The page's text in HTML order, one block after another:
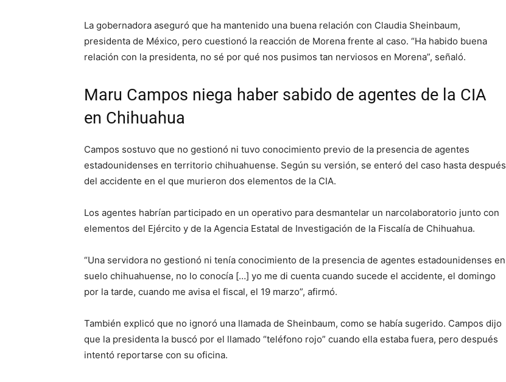
La gobernadora aseguró que ha mantenido una buena relación con Claudia Sheinbaum,
presidenta de México, pero cuestionó la reacción de Morena frente al caso. “Ha habido buena
relación con la presidenta, no sé por qué nos pusimos tan nerviosos en Morena”, señaló.
Maru Campos niega haber sabido de agentes de la CIA
en Chihuahua
Campos sostuvo que no gestionó ni tuvo conocimiento previo de la presencia de agentes
estadounidenses en territorio chihuahuense. Según su versión, se enteró del caso hasta después
del accidente en el que murieron dos elementos de la CIA.
Los agentes habrían participado en un operativo para desmantelar un narcolaboratorio junto con
elementos del Ejército y de la Agencia Estatal de Investigación de la Fiscalía de Chihuahua.
“Una servidora no gestionó ni tenía conocimiento de la presencia de agentes estadounidenses en
suelo chihuahuense, no lo conocía […] yo me di cuenta cuando sucede el accidente, el domingo
por la tarde, cuando me avisa el fiscal, el 19 marzo”, afirmó.
También explicó que no ignoró una llamada de Sheinbaum, como se había sugerido. Campos dijo
que la presidenta la buscó por el llamado “teléfono rojo” cuando ella estaba fuera, pero después
intentó reportarse con su oficina.